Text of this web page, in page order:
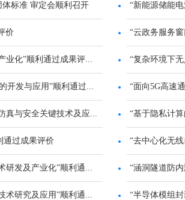
体标准 审定会顺利召开 “新能源储能
价 “云政务服务
业化”顺利通过成果评... “复杂环境下
开发与应用”顺利通过... “面向5G高速
真与安全关键技术及应... “基于隐私计
通过成果评价 “去中心化无
研发及产业化”顺利通... “涵洞隧道防
术研究及应用”顺利通... “半导体模组